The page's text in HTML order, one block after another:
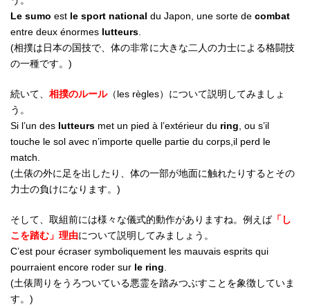
Le sumo est le sport national du Japon, une sorte de combat
entre deux énormes lutteurs
(相撲は日本の国技で、体の非常に大きな二人の力士による格闘技
の一種です。)
続いて、 相撲のルール（les règles）について説明してみましょ
う。
Si l’un des lutteurs met un pied à l’extérieur du ring , ou s’il
touche le sol avec n’importe quelle partie du corps,il perd le
match.
(土俵の外に足を出したり、体の一部が地面に触れたりするとその
力士の負けになります。)
そして、取組前には様々な儀式的動作がありますね。例えば「し
こを踏む」理由について説明してみましょう。
C’est pour écraser symboliquement les mauvais esprits qui
pourraient encore roder sur le ring
(土俵周りをうろついている悪霊を踏みつぶすことを象徴していま
す。)